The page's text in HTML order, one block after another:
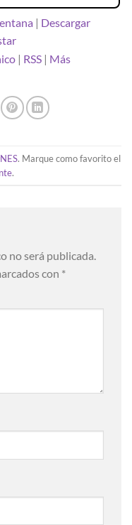
| Descargar
| RSS | Más
. Marque como favorito el
.
no será publicada.
con *